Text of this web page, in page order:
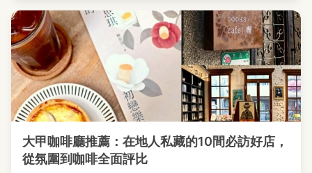
大甲咖啡廳推薦：在地人私藏的10間必訪好店，
從氛圍到咖啡全面評比